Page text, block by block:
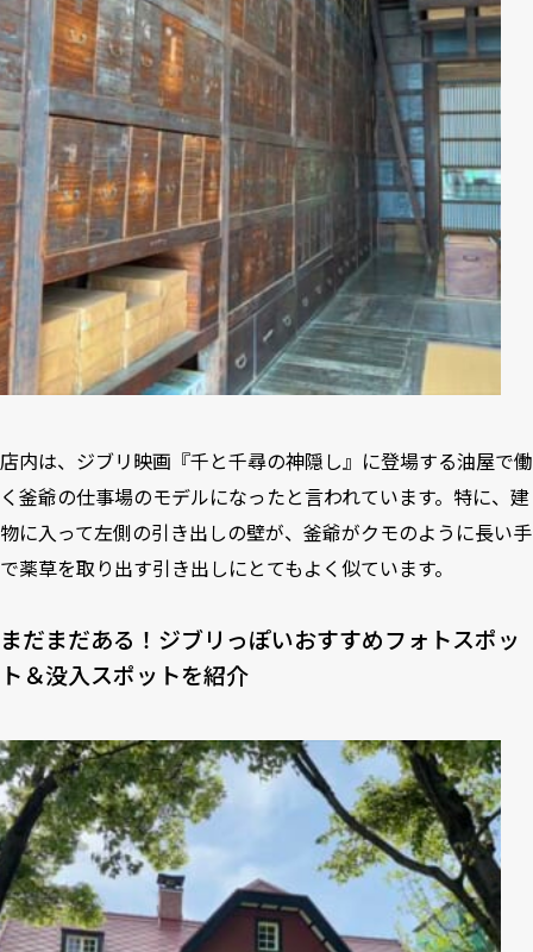
店内は、ジブリ映画『千と千尋の神隠し』に登場する油屋で働
く釜爺の仕事場のモデルになったと言われています。特に、建
物に入って左側の引き出しの壁が、釜爺がクモのように長い手
で薬草を取り出す引き出しにとてもよく似ています。
まだまだある！ジブリっぽいおすすめフォトスポッ
ト＆没入スポットを紹介